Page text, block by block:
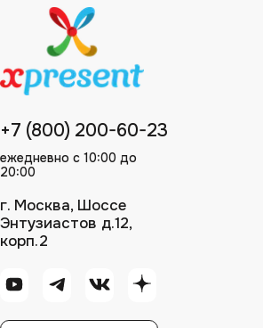
+7 (800) 200-60-23
ежедневно с 10:00 до
20:00
г. Москва, Шоссе
Энтузиастов д.12,
корп.2